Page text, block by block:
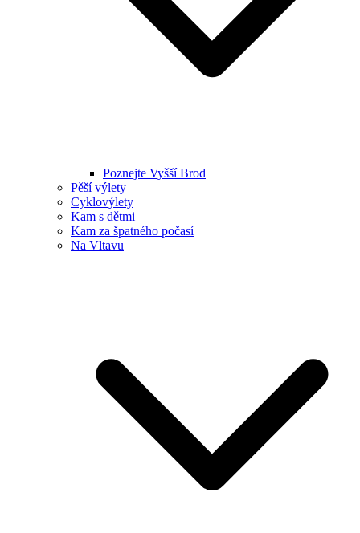
Poznejte Vyšší Brod
Pěší výlety
Cyklovýlety
Kam s dětmi
Kam za špatného počasí
Na Vltavu